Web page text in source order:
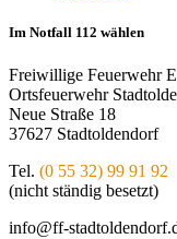
Im Notfall 112 wählen
Freiwillige Feuerwehr
Ortsfeuerwehr
Neue Straße 18
37627 Stadtoldendorf
Tel. (0 55 32) 99 91 92
(nicht ständig besetzt)
info@ff-